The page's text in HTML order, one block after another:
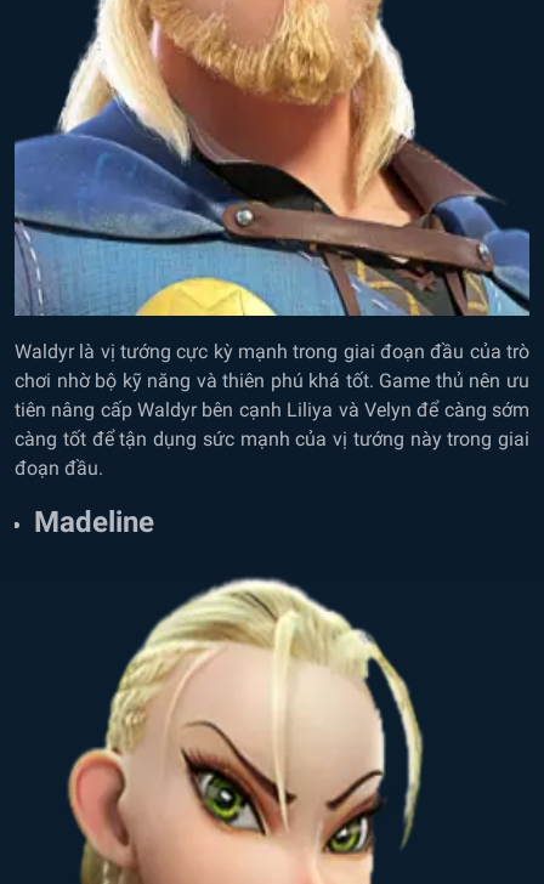
Waldyr là vị tướng cực kỳ mạnh trong giai đoạn đầu của trò
chơi nhờ bộ kỹ năng và thiên phú khá tốt. Game thủ nên ưu
tiên nâng cấp Waldyr bên cạnh Liliya và Velyn để càng sớm
càng tốt để tận dụng sức mạnh của vị tướng này trong giai
đoạn đầu.
Madeline